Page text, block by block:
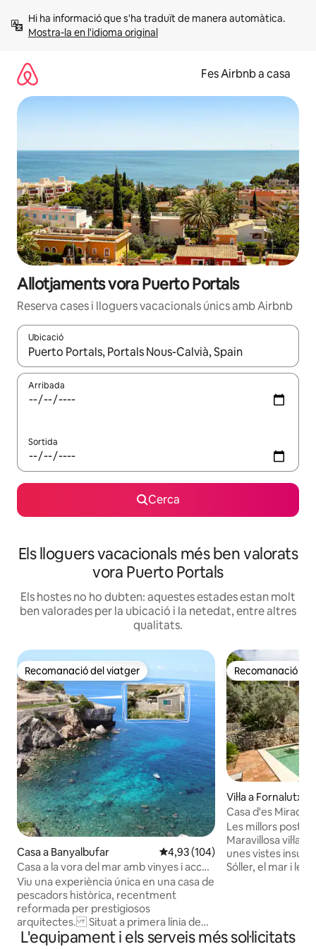
Mostra-la en l'idioma original
Fes Airbnb a casa
Allotjaments vora Puerto Portals
Reserva cases i lloguers vacacionals únics amb Airbnb
Ubicació
Quan els resultats estiguin disponibles, podràs navegar-hi a
Arribada
Sortida
Cerca
Els lloguers vacacionals més ben valorats
vora Puerto Portals
Els hostes no ho dubten: aquestes estades estan molt
ben valorades per la ubicació i la netedat, entre altres
qualitats.
Recomanació del viatger
Recomanació del viatger
Casa a Banyalbufar 4,93 de puntuació mitjana d'un
4,93 (104)
Casa a la vora del mar amb vinyes i accés
directe a la platja
Viu una experiència única en una casa de
pescadors històrica, recentment
reformada per prestigiosos
arquitectes. Situat a primera línia de
mar en un entorn exclusiu, a només 400
Recomanació
Recomanació
Vil·la a Fornalutx
Casa d'es Mirador
Sóller - Stunn
Les millors postes
Maravillosa vil·la
unes vistes
Sóller, el mar i les
panoràmica
L'equipament i els serveis més sol·licitats